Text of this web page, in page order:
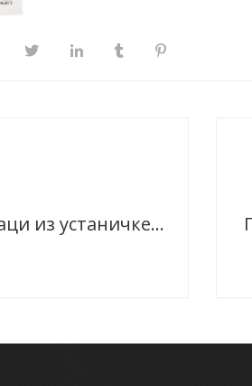
O књизи „Јунаци из устаничке епопеје Филипа Вишњића“, „Вечерње новости“, 29. 12. 2020.